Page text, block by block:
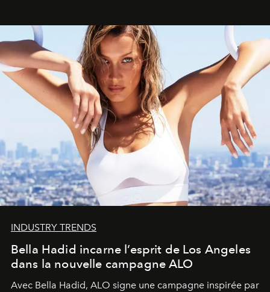
INDUSTRY TRENDS
Bella Hadid incarne l’esprit de Los Angeles
dans la nouvelle campagne ALO
Avec Bella Hadid, ALO signe une campagne inspirée par